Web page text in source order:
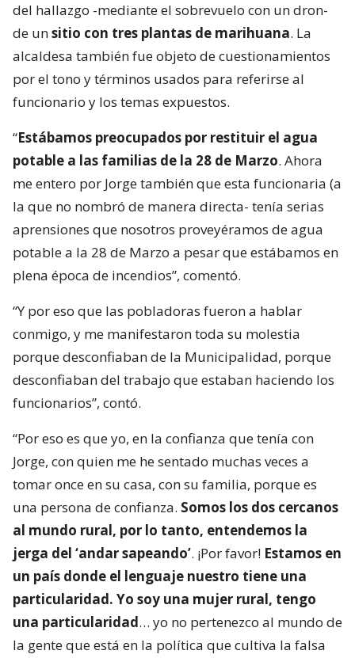
del hallazgo -mediante el sobrevuelo con un dron-
de unsitio con tres plantas de marihuana. La
alcaldesa también fue objeto de cuestionamientos
por el tono y términos usados para referirse al
funcionario y los temas expuestos.
“Estábamos preocupados por restituir el agua
potable a las familias de la 28 de Marzo. Ahora
me entero por Jorge también que esta funcionaria (a
la que no nombró de manera directa- tenía serias
aprensiones que nosotros proveyéramos de agua
potable a la 28 de Marzo a pesar que estábamos en
plena época de incendios”, comentó.
“Y por eso que las pobladoras fueron a hablar
conmigo, y me manifestaron toda su molestia
porque desconfiaban de la Municipalidad, porque
desconfiaban del trabajo que estaban haciendo los
funcionarios”, contó.
“Por eso es que yo, en la confianza que tenía con
Jorge, con quien me he sentado muchas veces a
tomar once en su casa, con su familia, porque es
una persona de confianza. Somos los dos cercanos
al mundo rural, por lo tanto, entendemos la
jerga del ‘andar sapeando’. ¡Por favor! Estamos en
un país donde el lenguaje nuestro tiene una
particularidad. Yo soy una mujer rural, tengo
una particularidad… yo no pertenezco al mundo de
la gente que está en la política que cultiva la falsa